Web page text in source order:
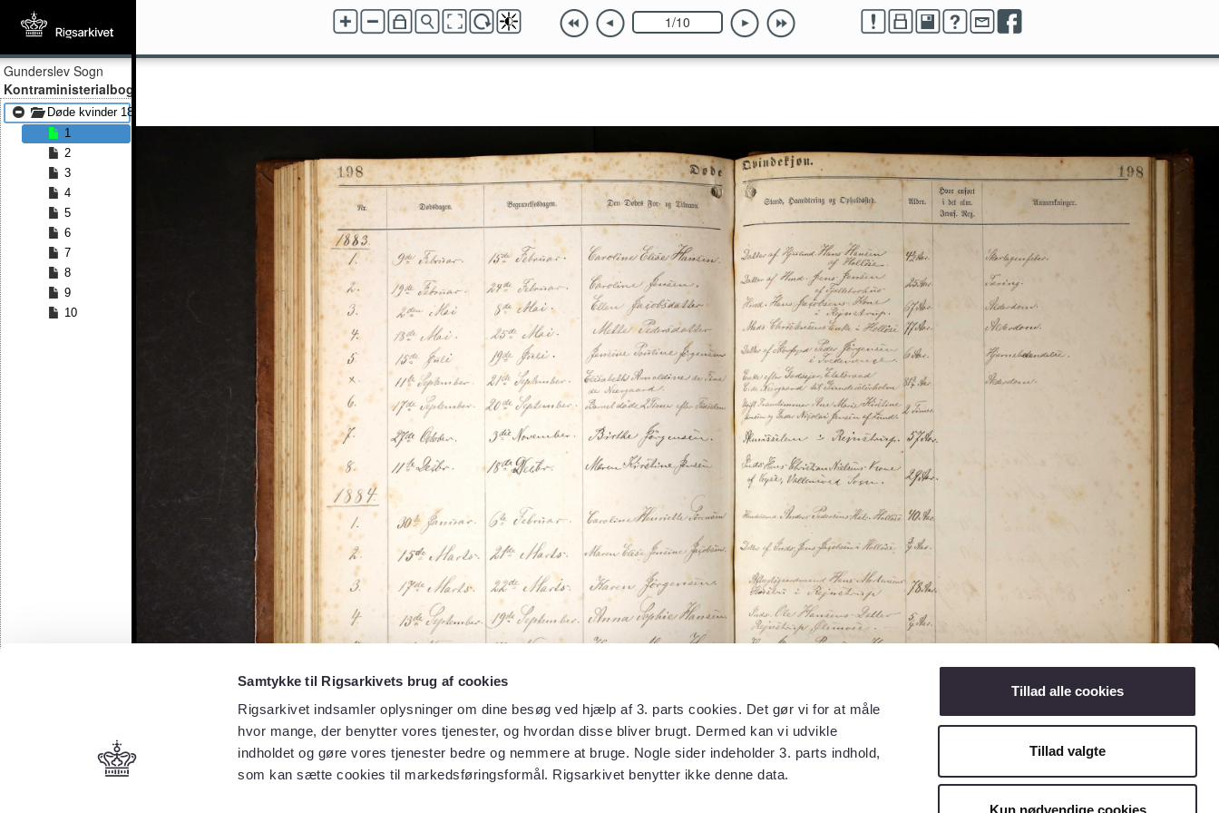
Samtykke til Rigsarkivets brug af cookies
Rigsarkivet indsamler oplysninger om dine besøg ved hjælp af 3. parts cookies. Det gør vi for at måle
hvor mange, der benytter vores tjenester, og hvordan disse bliver brugt. Dermed kan vi udvikle
indholdet og gøre vores tjenester bedre og nemmere at bruge. Nogle sider indeholder 3. parts indhold,
som kan sætte cookies til markedsføringsformål. Rigsarkivet benytter ikke denne data.
Tillad alle cookies
Tillad valgte
Kun nødvendige cookies
Gunderslev Sogn
Kontraministerialbog
Døde kvinder 1883 - Døde kvinder 1891
1
2
3
4
5
6
7
8
9
10